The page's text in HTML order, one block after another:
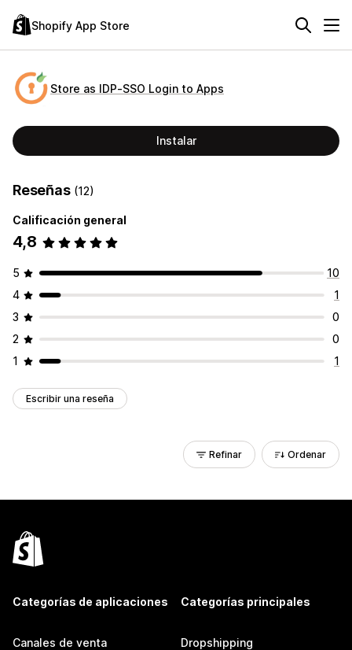
Shopify App Store
Store as IDP‑SSO Login to Apps
Instalar
Reseñas (12)
Calificación general
4,8
5
10
4
1
3
0
2
0
1
1
Escribir una reseña
Refinar Ordenar
Categorías de aplicaciones
Canales de venta
Categorías principales
Dropshipping